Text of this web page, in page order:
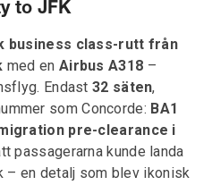
to JFK
business class-rutt från
med en Airbus A318 –
Endast 32 säten,
som Concorde: BA1
pre-clearance i
passagerarna kunde landa
– en detalj som blev ikonisk